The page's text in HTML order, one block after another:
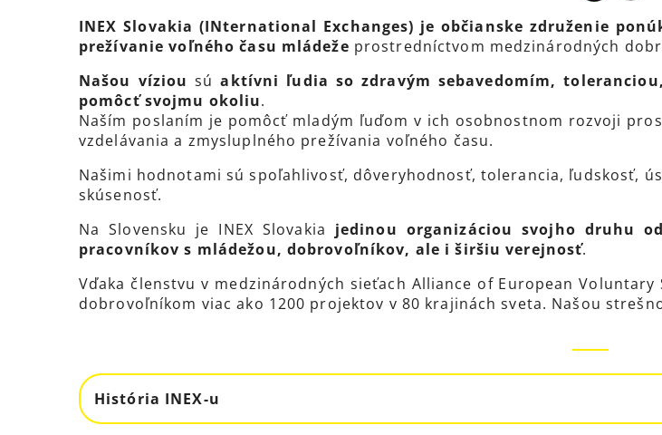
INEX Slovakia (INternational Exchanges) je občianske združenie
prežívanie voľného času mládeže prostredníctvom medzinárodných
Našou víziou súaktívni ľudia so zdravým sebavedomím,
pomôcť svojmu okoliu.
Naším poslaním je pomôcť mladým ľuďom v ich osobnostnom rozvoji
vzdelávania a zmysluplného prežívania voľného času.
Našimi hodnotami sú spoľahlivosť, dôveryhodnosť, tolerancia, ľudskosť,
skúsenosť.
Na Slovensku je INEX Slovakia jedinou organizáciou svojho druhu
pracovníkov s mládežou, dobrovoľníkov, ale i širšiu verejnosť.
Vďaka členstvu v medzinárodných sieťach Alliance of European
dobrovoľníkom viac ako 1200 projektov v 80 krajinách sveta. Našou
História INEX-u